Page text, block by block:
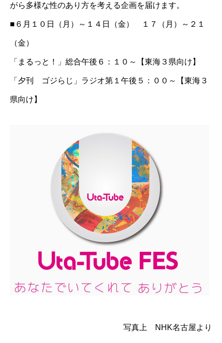
がら多様な性のあり方を考える企画を届けます。
■６月１０日（月）～１４日（金） １７（月）～２１
（金）
「まるっと！」総合午後６：１０～【東海３県向け】
「夕刊 ゴジらじ」ラジオ第１午後５：００～【東海３
県向け】
写真上 NHK名古屋より